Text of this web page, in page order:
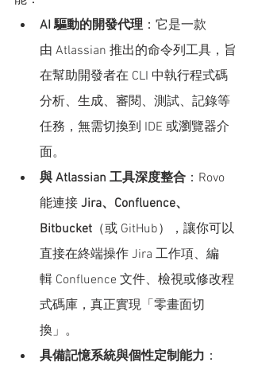
AI 驅動的開發代理：它是一款
由 Atlassian 推出的命令列工具，旨
在幫助開發者在 CLI 中執行程式碼
分析、生成、審閱、測試、記錄等
任務，無需切換到 IDE 或瀏覽器介
面。
與 Atlassian 工具深度整合 ：Rovo
能連接 Jira、Confluence、
Bitbucket （或 GitHub），讓你可以
直接在終端操作 Jira 工作項、編
輯 Confluence 文件、檢視或修改程
式碼庫，真正實現「零畫面切
換」。
具備記憶系統與個性定制能力 ：